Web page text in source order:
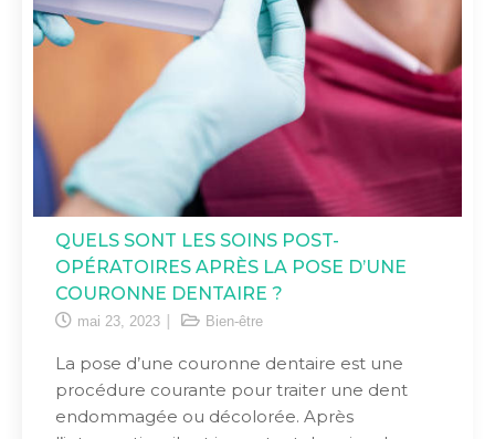
QUELS SONT LES SOINS POST-
OPÉRATOIRES APRÈS LA POSE D’UNE
COURONNE DENTAIRE ?
mai 23, 2023 Bien-être
La pose d’une couronne dentaire est une
procédure courante pour traiter une dent
endommagée ou décolorée. Après